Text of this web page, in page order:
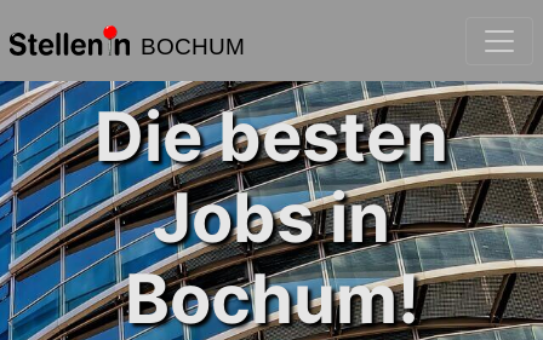
BOCHUM
Die besten
Jobs in
Bochum!